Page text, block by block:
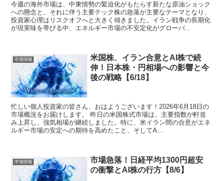
今週の海外市場は、中東情勢の緊迫化がもたらす新たな原油ショック
への懸念と、それに伴う主要テック株の急落が主要なテーマとなり、
投資家心理はリスクオフへと大きく傾きました。イラン戦争の長期化
が現実味を帯びる中、エネルギー市場の不安定化がグローバ...
市場情報
米国株、イラン合意とAI株で続
伸！日本株・円相場への影響と今
後の戦略【6/18】
忙しい個人投資家の皆さん、おはようございます！2026年6月18日の
市場概況をお届けします。 昨日の米国株式市場は、主要指数が軒並
み上昇し、強気相場が継続しました。特に、米イラン間の合意がエネ
ルギー市場の安定への期待を高めたこと、そしてA...
市場情報
市場急落！日経平均1300円超安
の衝撃とAI株の行方【8/6】